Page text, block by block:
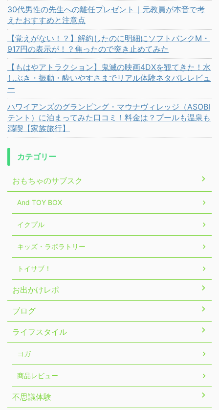
30代男性の先生への離任プレゼント｜元教員が本音で考
えたおすすめと注意点
【覚えがない！？】解約したのに明細にソフトバンクM・
917円の表示が！？焦ったので突き止めてみた
【もはやアトラクション】鬼滅の映画4DXを観てきた！水
しぶき・振動・酔いやすさまでリアル体験ネタバレレビュ
ー
ハワイアンズのグランピング・マウナヴィレッジ（ASOBI
テント）に泊まってみた口コミ！料金は？プールも温泉も
満喫【家族旅行】
カテゴリー
おもちゃのサブスク
And TOY BOX
イクプル
キッズ・ラボラトリー
トイサブ！
お出かけレポ
ブログ
ライフスタイル
ヨガ
商品レビュー
不思議体験